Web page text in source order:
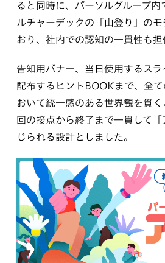
ると同時に、パーソルグループ内
ルチャーデックの「山登り」のモ
おり、社内での認知の一貫性も担
告知用バナー、当日使用するス
配布するヒントBOOKまで、全
おいて統一感のある世界観を貫
回の接点から終了まで一貫して
じられる設計としました。